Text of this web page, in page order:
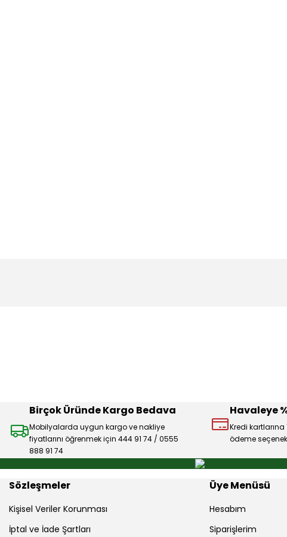
Birçok Üründe Kargo Bedava
Mobilyalarda uygun kargo ve nakliye
fiyatlarını öğrenmek için 444 91 74 / 0555
888 91 74
Havaleye
Kredi
ödeme
Sözleşmeler
Kişisel Veriler Korunması
İptal ve İade Şartları
Üye Menüsü
Hesabım
Siparişlerim